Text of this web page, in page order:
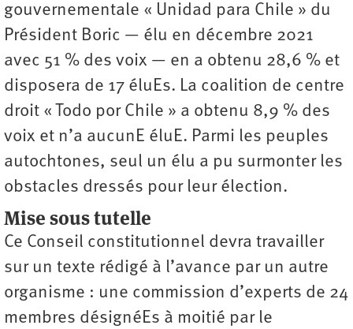
gouvernementale « Unidad para Chile » du
Président Boric — élu en décembre 2021
avec 51 % des voix — en a obtenu 28,6 % et
disposera de 17 éluEs. La coalition de centre
droit « Todo por Chile » a obtenu 8,9 % des
voix et n’a aucunE éluE. Parmi les peuples
autochtones, seul un élu a pu surmonter les
obstacles dressés pour leur élection.
Mise sous tutelle
Ce Conseil constitutionnel devra travailler
sur un texte rédigé à l’avance par un autre
organisme : une commission d’experts de 24
membres désignéEs à moitié par le